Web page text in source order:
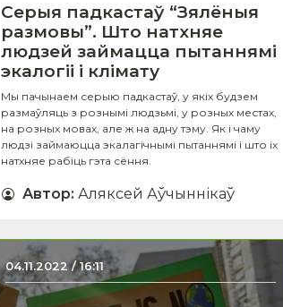
Серыя падкастаў “Зялёныя
размовы”. Што натхняе
людзей займацца пытаннямі
экалогіі і клімату
Мы пачынаем серыю падкастаў, у якіх будзем
размаўляць з рознымі людзьмі, у розных местах,
на розных мовах, але ж на адну тэму. Як і чаму
людзі займаюцца экалагічнымі пытаннямі і што іх
натхняе рабіць гэта сёння.
Автор: Аляксей Аўчыннікаў
04.11.2022 / 16:11